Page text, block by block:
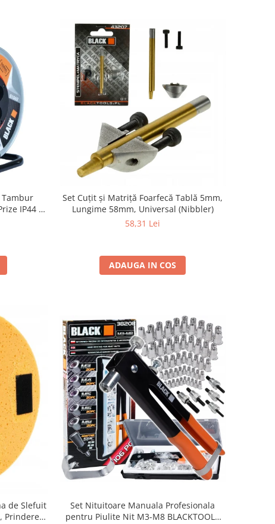
IP44 +
Set Cuțit și Matriță Foarfecă Tablă 5mm,
Lungime 58mm, Universal (Nibbler)
58,31 Lei
ADAUGA IN COS
de Slefuit
Prindere
Set Nituitoare Manuala Profesionala
pentru Piulite Nit M3-M8 BLACKTOOLS